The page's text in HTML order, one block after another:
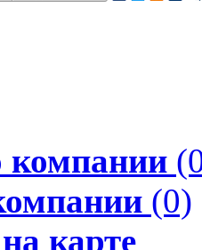
(0)
карте